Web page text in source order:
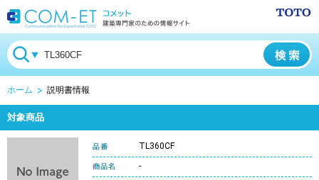
ホーム 説明書情報
対象商品
TL360CF
-